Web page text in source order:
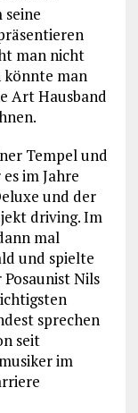
man nicht
könnte man
Art Hausband
Tempel und
im Jahre
und der
driving. Im
mal
und spielte
Nils
sprechen
seit
im